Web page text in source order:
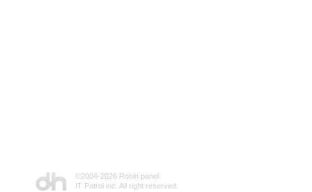
©2004-2026 Robin panel
IT Patrol inc. All right reserved.